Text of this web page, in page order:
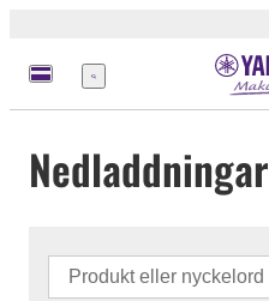
meny
Nedladdningar